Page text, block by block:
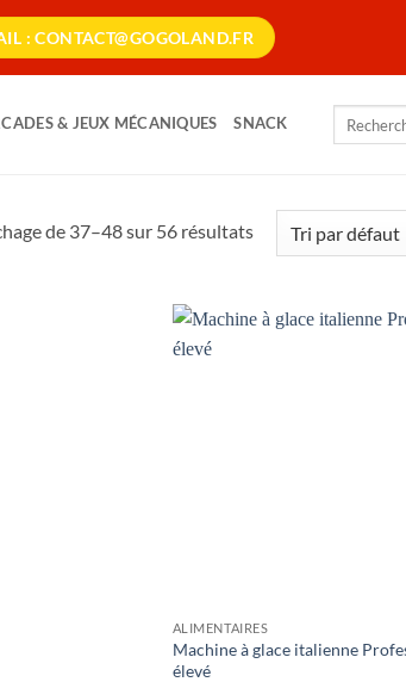
: CONTACT@GOGOLAND.FR
& JEUX MÉCANIQUES SNACK
de 37–48 sur 56 résultats
ALIMENTAIRES
Machine à glace italienne
élevé